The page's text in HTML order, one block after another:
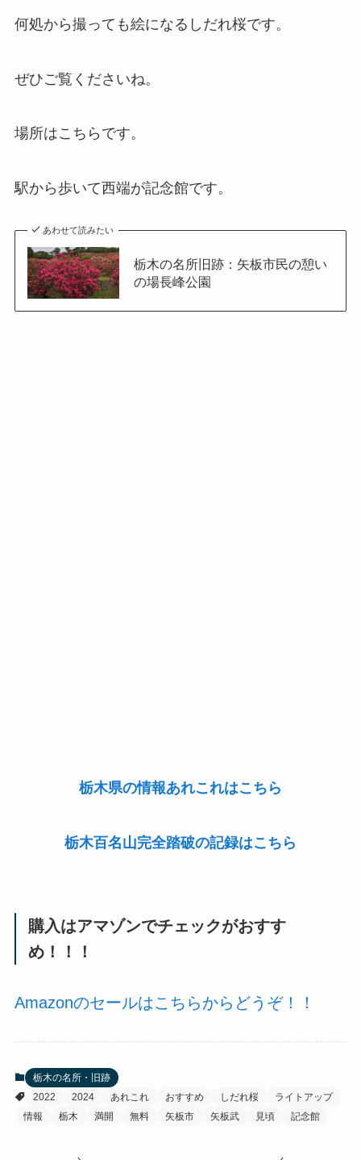
何処から撮っても絵になるしだれ桜です。
ぜひご覧くださいね。
場所はこちらです。
駅から歩いて西端が記念館です。
あわせて読みたい
栃木の名所旧跡：矢板市民の憩い
の場長峰公園
栃木県の情報あれこれはこちら
栃木百名山完全踏破の記録はこちら
購入はアマゾンでチェックがおすす
め！！！
Amazonのセールはこちらからどうぞ！！
栃木の名所・旧跡
2022
2024 あれこれ おすすめ しだれ桜
ライトアップ
情報
栃木 満開 無料 矢板市 矢板武 見頃 記念館